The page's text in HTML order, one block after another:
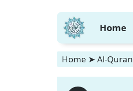
Home
Home ➤ Al-Quran